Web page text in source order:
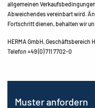
allgemeinen
Abweichendes vereinbart wird.
Fortschritt dienen, behalten wir
HERMA GmbH, Geschäftsbereich
Telefon +49 (0) 711 7702-0
Muster anfordern